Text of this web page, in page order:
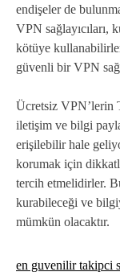
endişeler de
VPN sağlayıcıları,
kötüye
güvenli bir VPN
Ücretsiz VPN’lerin
iletişim ve bilgi
erişilebilir hale
korumak için
tercih etmelidirler.
kurabileceği ve
mümkün olacaktır.
en guvenilir takipci